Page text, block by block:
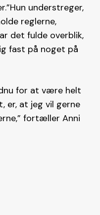
understreger,
reglerne,
det fulde overblik,
fast på noget på
for at være helt
er, at jeg vil gerne
fortæller Anni